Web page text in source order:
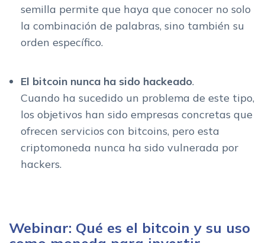
semilla permite que haya que conocer no solo
la combinación de palabras, sino también su
orden específico.
El bitcoin nunca ha sido hackeado.
Cuando ha sucedido un problema de este tipo,
los objetivos han sido empresas concretas que
ofrecen servicios con bitcoins, pero esta
criptomoneda nunca ha sido vulnerada por
hackers.
Webinar: Qué es el bitcoin y su uso